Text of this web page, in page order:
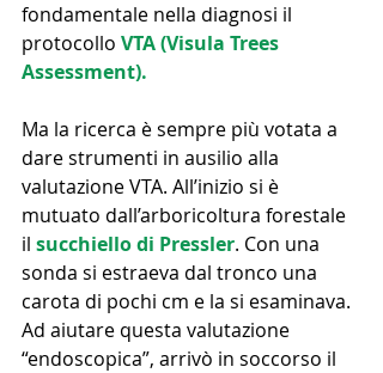
fondamentale nella diagnosi il
protocollo VTA (Visula Trees
Assessment).
Ma la ricerca è sempre più votata a
dare strumenti in ausilio alla
valutazione VTA. All’inizio si è
mutuato dall’arboricoltura forestale
il succhiello di Pressler. Con una
sonda si estraeva dal tronco una
carota di pochi cm e la si esaminava.
Ad aiutare questa valutazione
“endoscopica”, arrivò in soccorso il